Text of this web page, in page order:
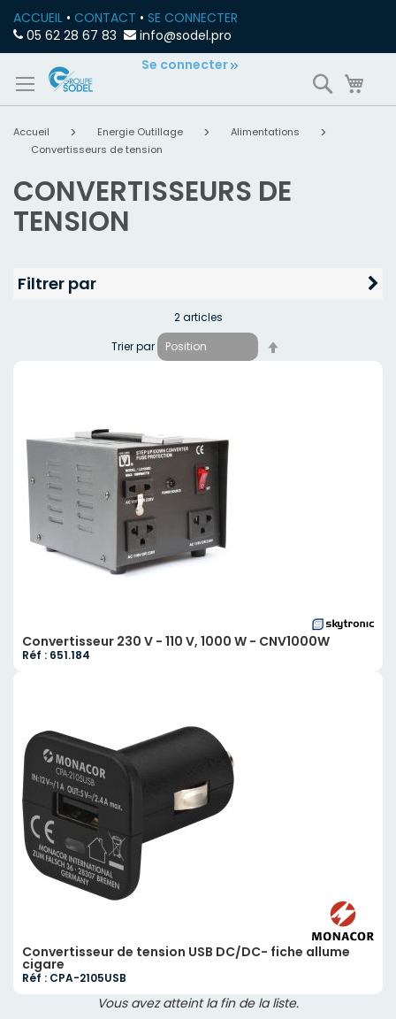
ACCUEIL • CONTACT • SE CONNECTER
05 62 28 67 83
info@sodel.pro
Se connecter
Accueil Energie Outillage
Alimentations
Convertisseurs de tension
CONVERTISSEURS DE
TENSION
2articles
Trier par
Convertisseur 230 V - 110 V, 1000 W - CNV1000W
Réf : 651.184
Convertisseur de tension USB DC/DC- fiche allume
cigare
Réf : CPA-2105USB
Vous avez atteint la fin de la liste.
Filtrer par